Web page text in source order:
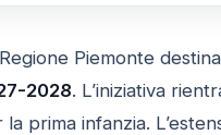
Piemonte destina
2028. L’iniziativa
la prima infanzia.